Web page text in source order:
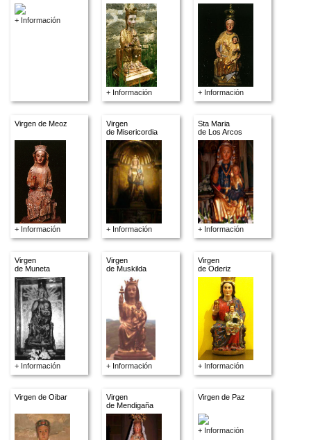
+ Información
+ Información + Información
Virgen de Meoz
+ Información
Virgen
de Misericordia
+ Información
Sta Maria
de Los Arcos
+ Información
Virgen
de Muneta
+ Información
Virgen
de Muskilda
+ Información
Virgen
de Oderiz
+ Información
Virgen de Oibar
Virgen
de Mendigaña
Virgen de Paz
+ Información